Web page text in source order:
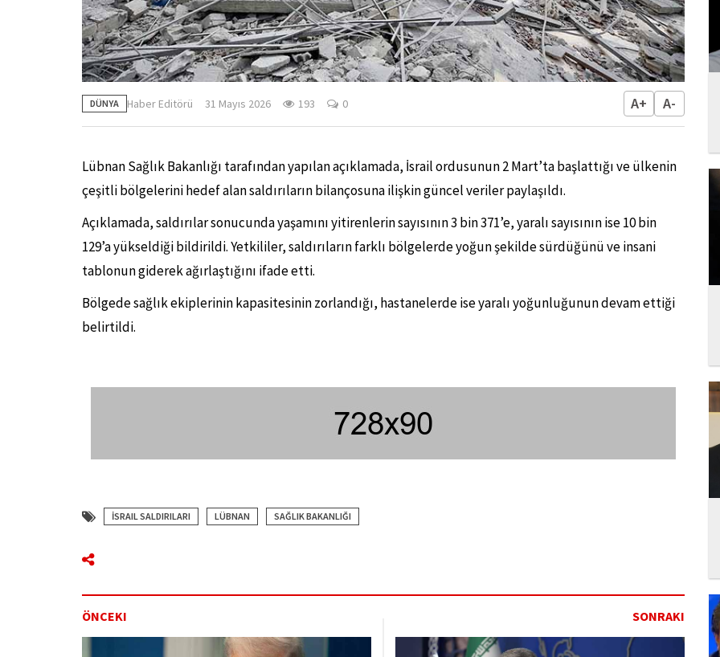
DÜNYA Haber Editörü 31 Mayıs 2026 193 0 A+ A-
Lübnan Sağlık Bakanlığı tarafından yapılan açıklamada, İsrail ordusunun 2 Mart’ta başlattığı ve ülkenin
çeşitli bölgelerini hedef alan saldırıların bilançosuna ilişkin güncel veriler paylaşıldı.
Açıklamada, saldırılar sonucunda yaşamını yitirenlerin sayısının 3 bin 371’e, yaralı sayısının ise 10 bin
129’a yükseldiği bildirildi. Yetkililer, saldırıların farklı bölgelerde yoğun şekilde sürdüğünü ve insani
tablonun giderek ağırlaştığını ifade etti.
Bölgede sağlık ekiplerinin kapasitesinin zorlandığı, hastanelerde ise yaralı yoğunluğunun devam ettiği
belirtildi.
İSRAIL SALDIRILARI LÜBNAN SAĞLIK BAKANLIĞI
ÖNCEKI SONRAKI